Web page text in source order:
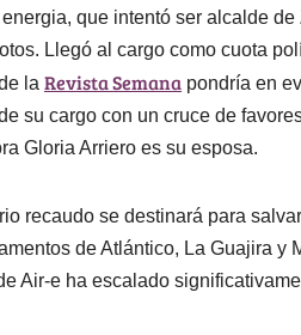
que intentó ser alcalde
Llegó al cargo como cuota
la Revista Semana pondría en
su cargo con un cruce de
Gloria Arriero es su esposa.
recaudo se destinará para
de Atlántico, La Guajira y
Air-e ha escalado